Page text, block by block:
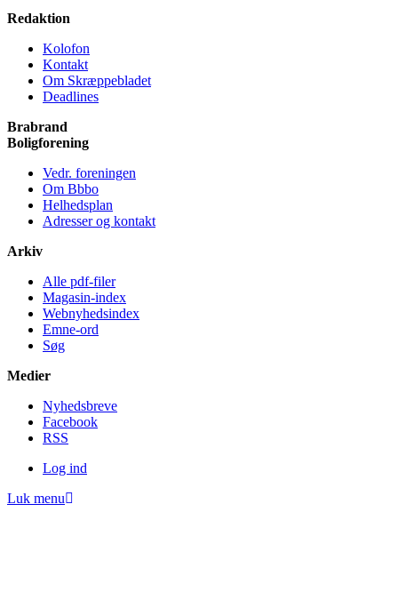
Redaktion
Kolofon
Kontakt
Om Skræppe­bladet
Deadlines
Brabrand
Bolig­forening
Vedr. foreningen
Om Bbbo
Helheds­plan
Adresser og kontakt
Arkiv
Alle pdf-filer
Magasin-index
Webnyhedsindex
Emne-ord
Søg
Medier
Nyheds­breve
Facebook
RSS
Log ind
Luk menu